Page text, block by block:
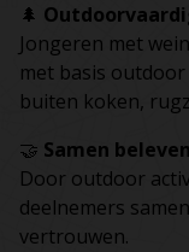
🌲
Jongeren met
met basis
buiten koken,
🤝 Samen
Door outdoor
deelnemers
vertrouwen.